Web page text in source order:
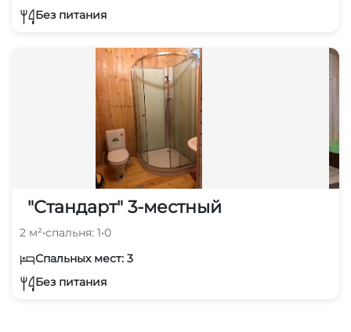
Без питания
"Стандарт" 3-местный
2 м²•спальня: 1•0
Спальных мест: 3
Без питания